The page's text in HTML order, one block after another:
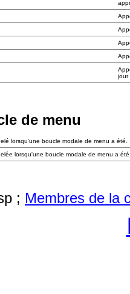
jour
de menu
lorsqu'une boucle modale de menu a été.
lorsqu'une boucle modale de menu a
; Membres de la